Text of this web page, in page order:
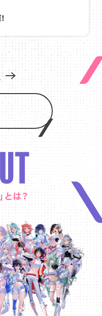
とは？